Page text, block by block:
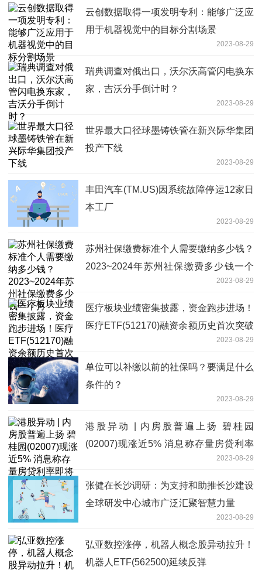
云创数据取得一项发明专利：能够广泛应
用于机器视觉中的目标分割场景
2023-08-29
瑞典调查对俄出口，沃尔沃高管闪电换东
家，吉沃分手倒计时？
2023-08-29
世界最大口径球墨铸铁管在新兴际华集团
投产下线
2023-08-29
丰田汽车(TM.US)因系统故障停运12家日
本工厂
2023-08-29
苏州社保缴费标准个人需要缴纳多少钱？
2023~2024年苏州社保缴费多少钱一个
2023-08-29
医疗板块业绩密集披露，资金跑步进场！
医疗ETF(512170)融资余额历史首次突破
2023-08-29
单位可以补缴以前的社保吗？要满足什么
条件的？
2023-08-29
港股异动 | 内房股普遍上扬 碧桂园
(02007)现涨近5% 消息称存量房贷利率
2023-08-29
张健在长沙调研：为支持和助推长沙建设
全球研发中心城市广泛汇聚智慧力量
2023-08-29
弘亚数控涨停，机器人概念股异动拉升！
机器人ETF(562500)延续反弹